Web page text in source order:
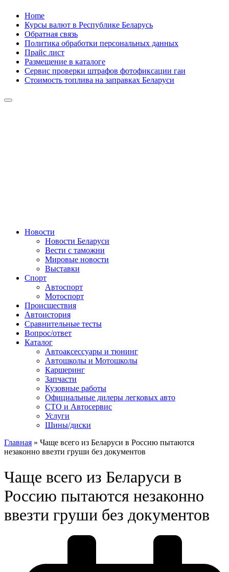
Skip
content
Home
Курсы валют в Республике Беларусь
Обратная связь
Политика обработки персональных данных
Прайс лист
Размещение в каталоге
Сервис проверки штрафов фотофиксации гаи
Стоимость топлива на заправках Беларуси
Сайт про автомобили
Новости
Новости Беларуси
Вести с таможни
Мировые новости
Выставки
Спорт
Автоспорт
Мотоспорт
Происшествия
Автоистория
Сравнительные тесты
Вопрос/ответ
Каталог
Автоакcессуары и тюнинг
Автошколы и Мотошколы
Каршеринг
Запчасти
Кузовные работы
Официальные дилеры легковых авто
СТО и Автосервис
Услуги
Шины/диски
Главная » Чаще всего из Беларуси в Россию пытаются
незаконно ввезти груши без документов
Чаще всего из Беларуси в
Россию пытаются незаконно
ввезти груши без документов